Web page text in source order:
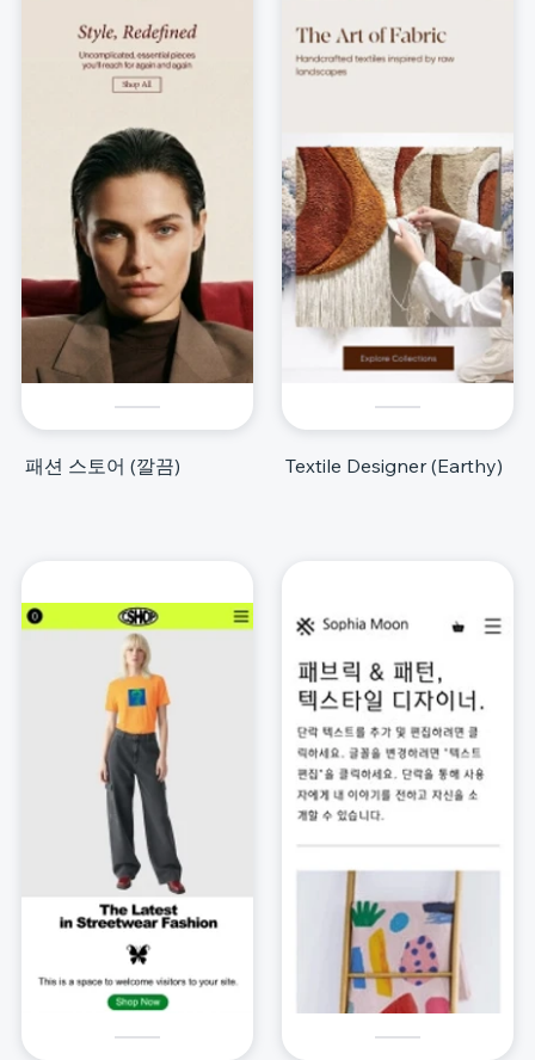
패션 스토어 (깔끔) Textile Designer (Earthy)